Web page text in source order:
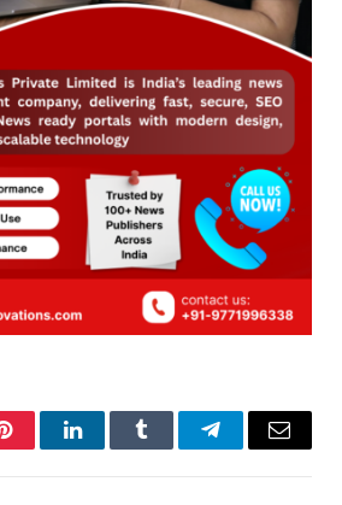
PinterestLinkedInTumblr TelegramEmail